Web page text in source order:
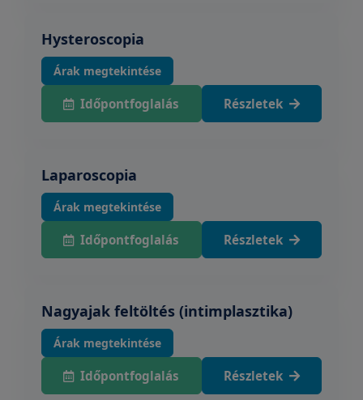
Hysteroscopia
Árak megtekintése
Időpontfoglalás Részletek
Laparoscopia
Árak megtekintése
Időpontfoglalás Részletek
Nagyajak feltöltés (intimplasztika)
Árak megtekintése
Időpontfoglalás Részletek